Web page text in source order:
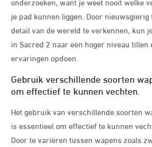
je pad kunnen liggen. Door
detail van de wereld te verkennen, kun
in Sacred 2 naar een hoger niveau tillen
ervaringen opdoen.
Gebruik verschillende soorten
om effectief te kunnen vechten.
Het gebruik van verschillende soorten
is essentieel om effectief te kunnen
Door te variëren tussen wapens zoals